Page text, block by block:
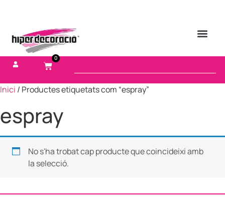
0
Inici / Productes etiquetats com “espray”
espray
No s'ha trobat cap producte que coincideixi amb
la selecció.